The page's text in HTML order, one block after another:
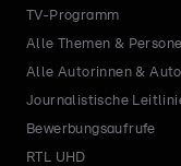
TV-Programm
Alle Themen &
Alle Autorinnen &
Journalistische
Bewerbungsaufrufe
RTL UHD